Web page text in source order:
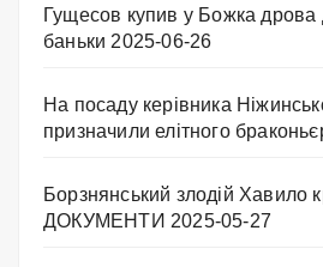
Гущесов купив у Божка дрова
баньки 2025-06-26
На посаду керівника
призначили елітного
Борзнянський злодій Хавило
ДОКУМЕНТИ 2025-05-27